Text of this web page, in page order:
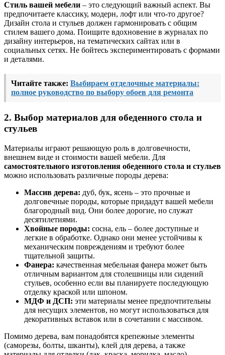
Стиль вашей мебели – это следующий важный аспект. Вы
предпочитаете классику, модерн, лофт или что-то другое?
Дизайн стола и стульев должен гармонировать с общим
стилем вашего дома. Поищите вдохновение в журналах по
дизайну интерьеров, на тематических сайтах или в
социальных сетях. Не бойтесь экспериментировать с формами
и деталями.
Читайте также: Выбираем отделочные материалы:
полное руководство по выбору обоев для ремонта
2. Выбор материалов для обеденного стола и
стульев
Материалы играют решающую роль в долговечности,
внешнем виде и стоимости вашей мебели. Для
самостоятельного изготовления обеденного стола и стульев
можно использовать различные породы дерева:
Массив дерева: дуб, бук, ясень – это прочные и
долговечные породы, которые придадут вашей мебели
благородный вид. Они более дорогие, но служат
десятилетиями.
Хвойные породы: сосна, ель – более доступные и
легкие в обработке. Однако они менее устойчивы к
механическим повреждениям и требуют более
тщательной защиты.
Фанера: качественная мебельная фанера может быть
отличным вариантом для столешницы или сидений
стульев, особенно если вы планируете последующую
отделку краской или шпоном.
МДФ и ДСП: эти материалы менее предпочтительны
для несущих элементов, но могут использоваться для
декоративных вставок или в сочетании с массивом.
Помимо дерева, вам понадобятся крепежные элементы
(саморезы, болты, шканты), клей для дерева, а также